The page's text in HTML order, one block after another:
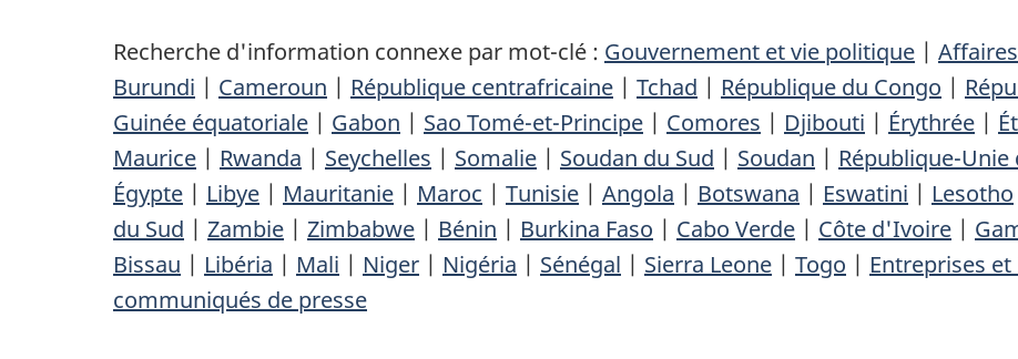
Recherche d'information connexe par mot-clé : Gouvernement et vie politique |
Burundi | Cameroun | République centrafricaine | Tchad | République du Congo |
Guinée équatoriale | Gabon | Sao Tomé-et-Principe | Comores | Djibouti | Érythrée |
Maurice | Rwanda | Seychelles | Somalie | Soudan du Sud | Soudan | République-Unie
Égypte | Libye | Mauritanie | Maroc | Tunisie | Angola | Botswana | Eswatini | Lesotho
du Sud | Zambie | Zimbabwe | Bénin | Burkina Faso | Cabo Verde | Côte d'Ivoire |
Bissau | Libéria | Mali | Niger | Nigéria | Sénégal | Sierra Leone | Togo | Entreprises
communiqués de presse